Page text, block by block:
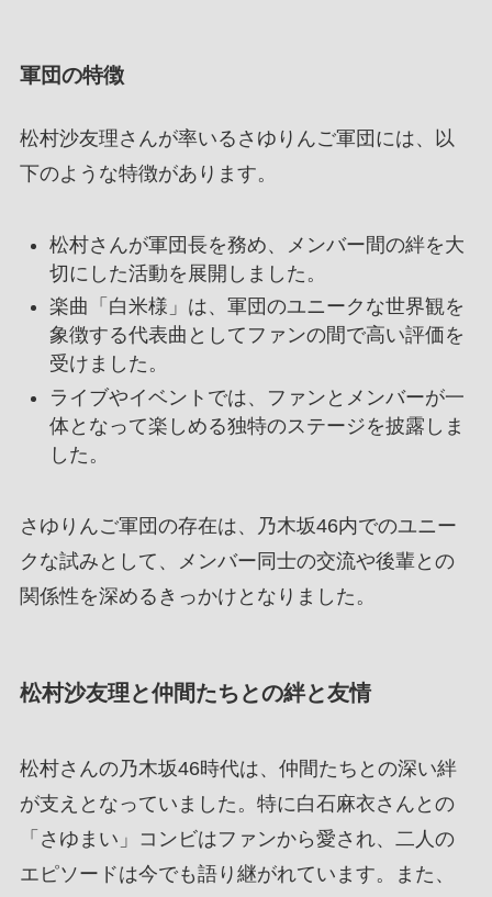
軍団の特徴
松村沙友理さんが率いるさゆりんご軍団には、以
下のような特徴があります。
松村さんが軍団長を務め、メンバー間の絆を大
切にした活動を展開しました。
楽曲「白米様」は、軍団のユニークな世界観を
象徴する代表曲としてファンの間で高い評価を
受けました。
ライブやイベントでは、ファンとメンバーが一
体となって楽しめる独特のステージを披露しま
した。
さゆりんご軍団の存在は、乃木坂46内でのユニー
クな試みとして、メンバー同士の交流や後輩との
関係性を深めるきっかけとなりました。
松村沙友理と仲間たちとの絆と友情
松村さんの乃木坂46時代は、仲間たちとの深い絆
が支えとなっていました。特に白石麻衣さんとの
「さゆまい」コンビはファンから愛され、二人の
エピソードは今でも語り継がれています。また、